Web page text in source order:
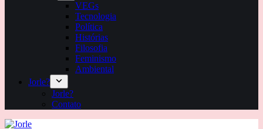
VEGs
Tecnologia
Política
Histórias
Filosofia
Feminismo
Ambiental
Jorle?
Jorle?
Contato